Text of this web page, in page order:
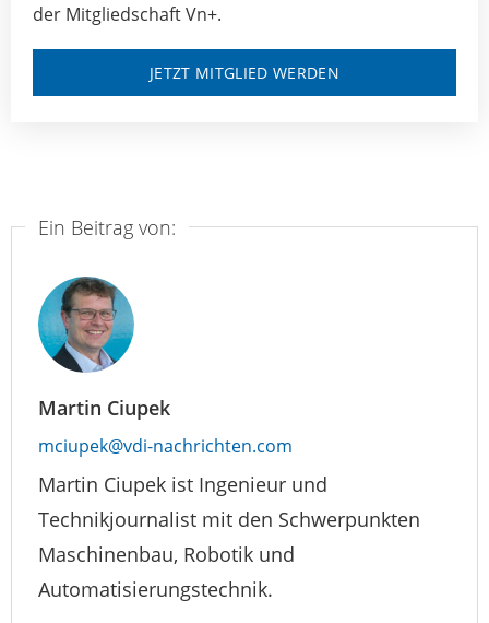
der Mitgliedschaft Vn+.
JETZT MITGLIED WERDEN
Ein Beitrag von:
Martin Ciupek
mciupek@vdi-nachrichten.com
Martin Ciupek ist Ingenieur und
Technikjournalist mit den Schwerpunkten
Maschinenbau, Robotik und
Automatisierungstechnik.